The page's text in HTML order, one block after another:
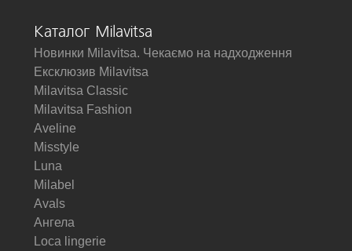
Каталог Milavitsa
Новинки Milavitsa. Чекаємо на надходження
Ексклюзив Milavitsa
Milavitsa Classic
Milavitsa Fashion
Aveline
Misstyle
Luna
Milabel
Avals
Ангела
Loca lingerie